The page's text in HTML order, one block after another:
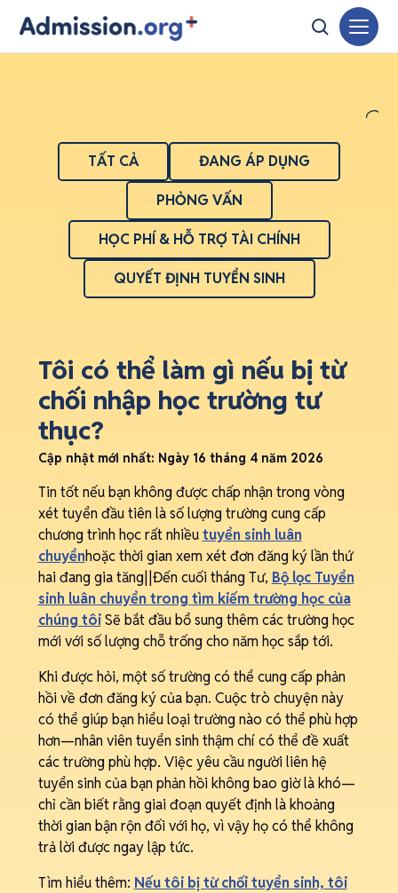
TẤT CẢ ĐANG ÁP DỤNG
PHỎNG VẤN
HỌC PHÍ & HỖ TRỢ TÀI CHÍNH
QUYẾT ĐỊNH TUYỂN SINH
Tôi có thể làm gì nếu bị từ
chối nhập học trường tư
thục?
Cập nhật mới nhất: Ngày 16 tháng 4 năm 2026
Tin tốt nếu bạn không được chấp nhận trong vòng
xét tuyển đầu tiên là số lượng trường cung cấp
chương trình học rất nhiềutuyển sinh luân
chuyểnhoặc thời gian xem xét đơn đăng ký lần thứ
hai đang gia tăng||Đến cuối tháng Tư, Bộ lọc Tuyển
sinh luân chuyển trong tìm kiếm trường học của
chúng tôiSẽ bắt đầu bổ sung thêm các trường học
mới với số lượng chỗ trống cho năm học sắp tới.
Khi được hỏi, một số trường có thể cung cấp phản
hồi về đơn đăng ký của bạn. Cuộc trò chuyện này
có thể giúp bạn hiểu loại trường nào có thể phù hợp
hơn—nhân viên tuyển sinh thậm chí có thể đề xuất
các trường phù hợp. Việc yêu cầu người liên hệ
tuyển sinh của bạn phản hồi không bao giờ là khó—
chỉ cần biết rằng giai đoạn quyết định là khoảng
thời gian bận rộn đối với họ, vì vậy họ có thể không
trả lời được ngay lập tức.
Tìm hiểu thêm: Nếu tôi bị từ chối tuyển sinh, tôi